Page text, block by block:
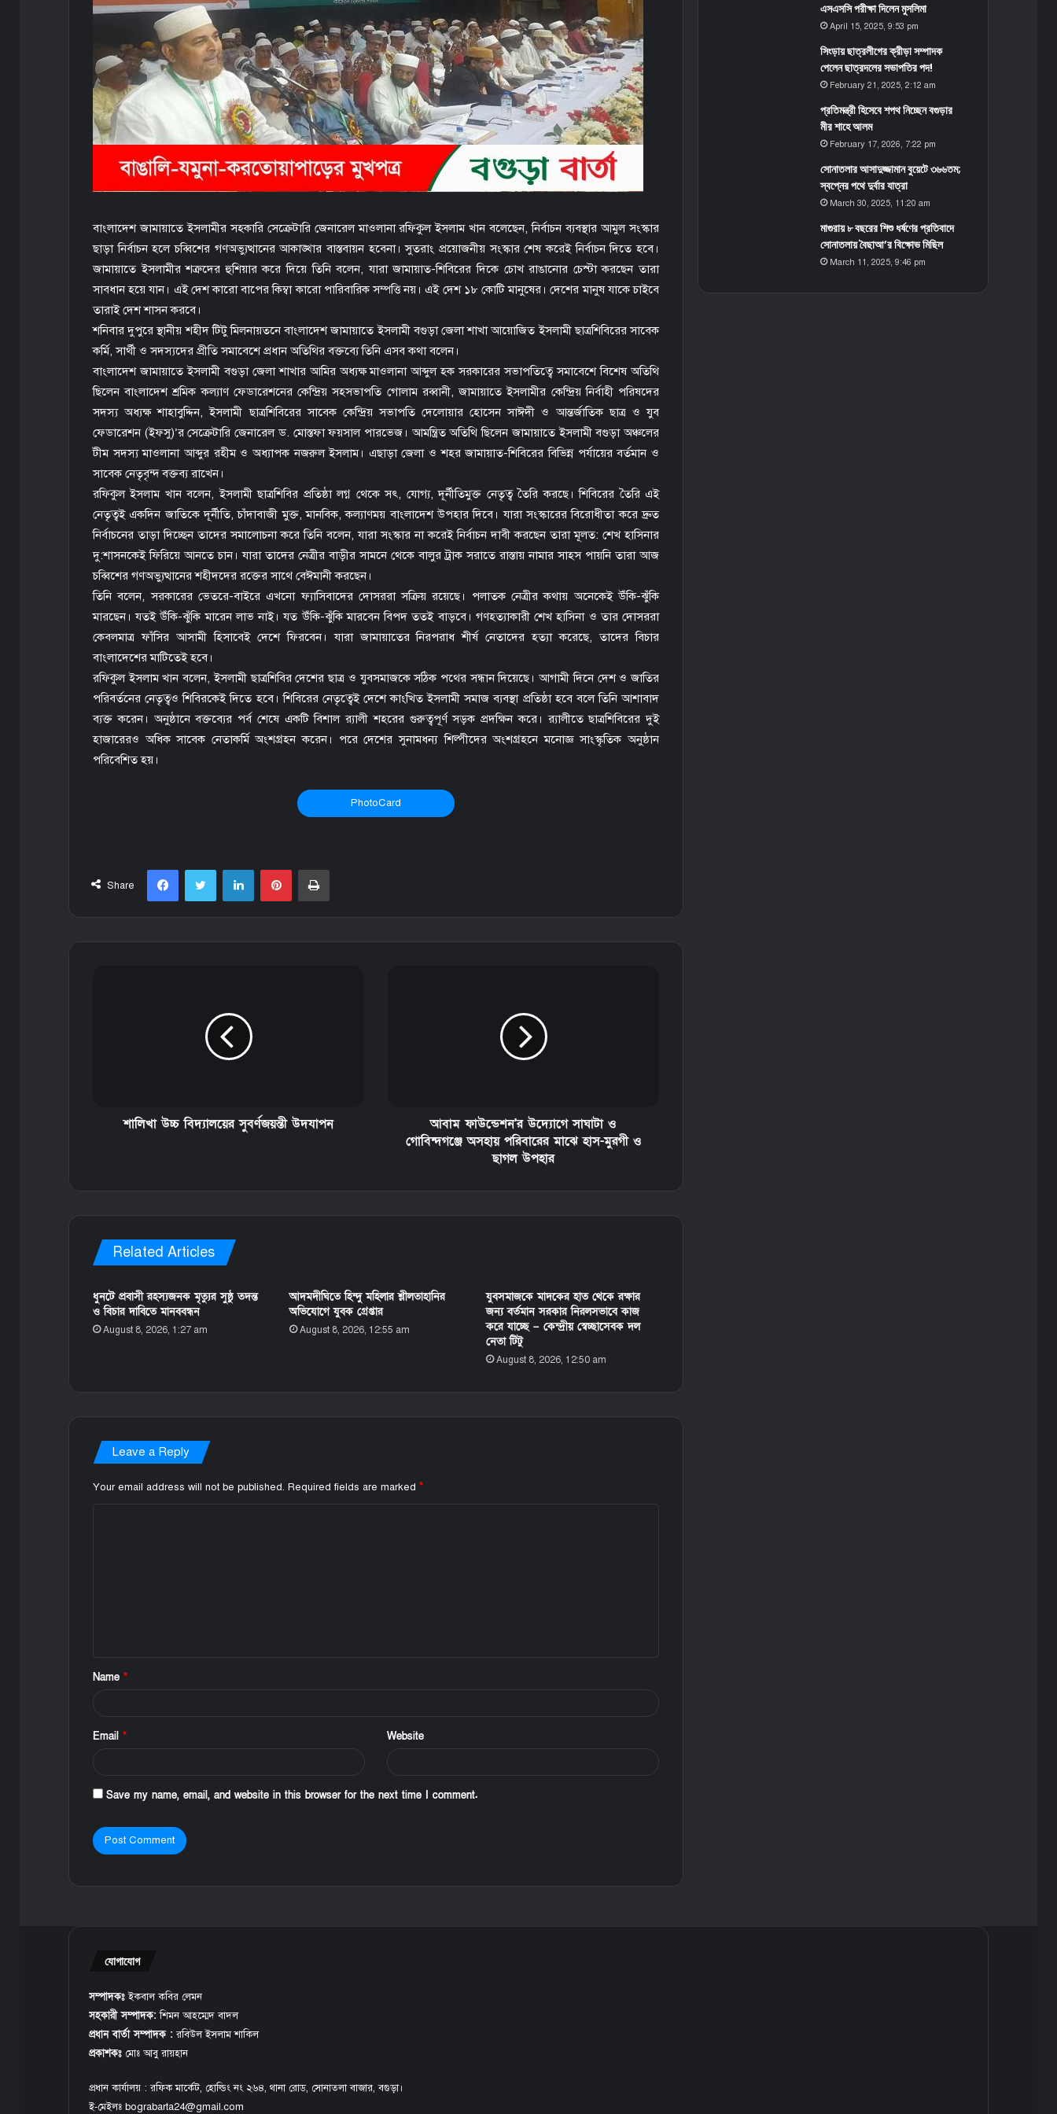
বাংলাদেশ জামায়াতে ইসলামীর সহকারি সেক্রেটারি জেনারেল মাওলানা রফিকুল ইসলাম খান বলেছেন, নির্বাচন ব্যবস্থার আমুল সংস্কার
ছাড়া নির্বাচন হলে চব্বিশের গণঅভ্যুত্থানের আকাঙ্খার বাস্তবায়ন হবেনা। সুতরাং প্রয়োজনীয় সংস্কার শেষ করেই নির্বাচন দিতে হবে।
জামায়াতে ইসলামীর শত্রুদের হুশিয়ার করে দিয়ে তিনি বলেন, যারা জামায়াত-শিবিরের দিকে চোখ রাঙানোর চেস্টা করছেন তারা
সাবধান হয়ে যান। এই দেশ কারো বাপের কিম্বা কারো পারিবারিক সম্পত্তি নয়। এই দেশ ১৮ কোটি মানুষের। দেশের মানুষ যাকে চাইবে
তারাই দেশ শাসন করবে।
শনিবার দুপুরে স্থানীয় শহীদ টিটু মিলনায়তনে বাংলাদেশ জামায়াতে ইসলামী বগুড়া জেলা শাখা আয়োজিত ইসলামী ছাত্রশিবিরের সাবেক
কর্মি, সার্থী ও সদস্যদের প্রীতি সমাবেশে প্রধান অতিথির বক্তব্যে তিনি এসব কথা বলেন।
বাংলাদেশ জামায়াতে ইসলামী বগুড়া জেলা শাখার আমির অধ্যক্ষ মাওলানা আব্দুল হক সরকারের সভাপতিত্বে সমাবেশে বিশেষ অতিথি
ছিলেন বাংলাদেশ শ্রমিক কল্যাণ ফেডারেশনের কেন্দ্রিয় সহসভাপতি গোলাম রব্বানী, জামায়াতে ইসলামীর কেন্দ্রিয় নির্বাহী পরিষদের
সদস্য অধ্যক্ষ শাহাবুদ্দিন, ইসলামী ছাত্রশিবিরের সাবেক কেন্দ্রিয় সভাপতি দেলোয়ার হোসেন সাঈদী ও আন্তর্জাতিক ছাত্র ও যুব
ফেডারেশন (ইফসু)’র সেক্রেটারি জেনারেল ড. মোস্তফা ফয়সাল পারভেজ। আমন্ত্রিত অতিথি ছিলেন জামায়াতে ইসলামী বগুড়া অঞ্চলের
টীম সদস্য মাওলানা আব্দুর রহীম ও অধ্যাপক নজরুল ইসলাম। এছাড়া জেলা ও শহর জামায়াত-শিবিরের বিভিন্ন পর্যায়ের বর্তমান ও
সাবেক নেতৃবৃন্দ বক্তব্য রাখেন।
রফিকুল ইসলাম খান বলেন, ইসলামী ছাত্রশিবির প্রতিষ্ঠা লগ্ন থেকে সৎ, যোগ্য, দূর্নীতিমুক্ত নেতৃত্ব তৈরি করছে। শিবিরের তৈরি এই
নেতৃত্বই একদিন জাতিকে দূর্নীতি, চাঁদাবাজী মুক্ত, মানবিক, কল্যাণময় বাংলাদেশ উপহার দিবে। যারা সংস্কারের বিরোধীতা করে দ্রুত
নির্বাচনের তাড়া দিচ্ছেন তাদের সমালোচনা করে তিনি বলেন, যারা সংস্কার না করেই নির্বাচন দাবী করছেন তারা মূলত: শেখ হাসিনার
দু:শাসনকেই ফিরিয়ে আনতে চান। যারা তাদের নেত্রীর বাড়ীর সামনে থেকে বালুর ট্রাক সরাতে রাস্তায় নামার সাহস পায়নি তারা আজ
চব্বিশের গণঅভ্যুত্থানের শহীদদের রক্তের সাথে বেঈমানী করছেন।
তিনি বলেন, সরকারের ভেতরে-বাইরে এখনো ফ্যাসিবাদের দোসররা সক্রিয় রয়েছে। পলাতক নেত্রীর কথায় অনেকেই উঁকি-ঝুঁকি
মারছেন। যতই উঁকি-ঝুঁকি মারেন লাভ নাই। যত উঁকি-ঝুঁকি মারবেন বিপদ ততই বাড়বে। গণহত্যাকারী শেখ হাসিনা ও তার দোসররা
কেবলমাত্র ফাঁসির আসামী হিসাবেই দেশে ফিরবেন। যারা জামায়াতের নিরপরাধ শীর্ষ নেতাদের হত্যা করেছে, তাদের বিচার
বাংলাদেশের মাটিতেই হবে।
রফিকুল ইসলাম খান বলেন, ইসলামী ছাত্রশিবির দেশের ছাত্র ও যুবসমাজকে সঠিক পথের সন্ধান দিয়েছে। আগামী দিনে দেশ ও জাতির
পরিবর্তনের নেতৃত্বও শিবিরকেই দিতে হবে। শিবিরের নেতৃত্বেই দেশে কাংখিত ইসলামী সমাজ ব্যবস্থা প্রতিষ্ঠা হবে বলে তিনি আশাবাদ
ব্যক্ত করেন। অনুষ্ঠানে বক্তব্যের পর্ব শেষে একটি বিশাল র‌্যালী শহরের গুরুত্বপূর্ণ সড়ক প্রদক্ষিন করে। র‌্যালীতে ছাত্রশিবিরের দুই
হাজারেরও অধিক সাবেক নেতাকর্মি অংশগ্রহন করেন। পরে দেশের সুনামধন্য শিল্পীদের অংশগ্রহনে মনোজ্ঞ সাংস্কৃতিক অনুষ্ঠান
পরিবেশিত হয়।
PhotoCard
Share
শালিখা উচ্চ বিদ্যালয়ের সুবর্ণজয়ন্তী উদযাপন
আবাম ফাউন্ডেশন'র উদ্যোগে সাঘাটা ও
গোবিন্দগঞ্জে অসহায় পরিবারের মাঝে হাস-মুরগী ও
ছাগল উপহার
Related Articles
ধুনটে প্রবাসী রহস্যজনক মৃত্যুর সুষ্ঠু তদন্ত
ও বিচার দাবিতে মানববন্ধন
August 8, 2026, 1:27 am
আদমদীঘিতে হিন্দু মহিলার শ্লীলতাহানির
অভিযোগে যুবক গ্রেপ্তার
August 8, 2026, 12:55 am
যুবসমাজকে মাদকের হাত থেকে রক্ষার
জন্য বর্তমান সরকার নিরলসভাবে কাজ
করে যাচ্ছে – কেন্দ্রীয় স্বেচ্ছাসেবক দল
নেতা টিটু
August 8, 2026, 12:50 am
Leave a Reply
Your email address will not be published. Required fields are marked *
*
Name *
Email * Website
Save my name, email, and website in this browser for the next time I comment.
এসএসসি পরীক্ষা দিলেন মুসলিমা
April 15, 2025, 9:53 pm
সিংড়ায় ছাত্রলীগের ক্রীড়া সম্পাদক
পেলেন ছাত্রদলের সভাপতির পদ!
February 21, 2025, 2:12 am
প্রতিমন্ত্রী হিসেবে শপথ নিচ্ছেন বগুড়ার
মীর শাহে আলম
February 17, 2026, 7:22 pm
সোনাতলার আসাদুজ্জামান বুয়েটে ৩৬৬তম;
স্বপ্নের পথে দুর্বার যাত্রা
March 30, 2025, 11:20 am
মাগুরায় ৮ বছরের শিশু ধর্ষণের প্রতিবাদে
সোনাতলায় বৈছাআ’র বিক্ষোভ মিছিল
March 11, 2025, 9:46 pm
যোগাযোগ
সম্পাদকঃইকবাল কবির লেমন
সহকারী সম্পাদক: শিমন আহম্মেদ বাদল
প্রধান বার্তা সম্পাদক : রবিউল ইসলাম শাকিল
প্রকাশকঃ মোঃ আবু রায়হান
প্রধান কার্যালয় : রফিক মার্কেট, হোল্ডিং নং ২৬৪, থানা রোড, সোনাতলা বাজার, বগুড়া।
ই-মেইলঃ bograbarta24@gmail.com